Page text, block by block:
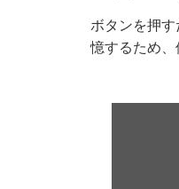
ボタンを押
憶するため、